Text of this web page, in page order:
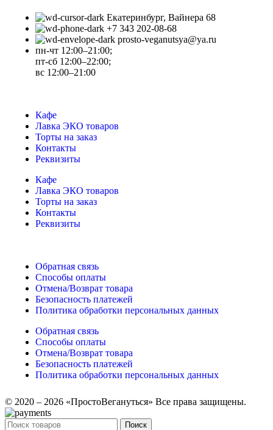
Екатеринбург, Вайнера 68
+7 343 202-08-68
prosto-veganutsya@ya.ru
пн-чт 12:00–21:00;
пт-сб 12:00–22:00;
вс 12:00–21:00
Кафе
Лавка ЭКО товаров
Торты на заказ
Контакты
Реквизиты
Кафе
Лавка ЭКО товаров
Торты на заказ
Контакты
Реквизиты
Обратная связь
Способы оплаты
Отмена/Возврат товара
Безопасность платежей
Политика обработки персональных данных
Обратная связь
Способы оплаты
Отмена/Возврат товара
Безопасность платежей
Политика обработки персональных данных
© 2020 – 2026 «ПростоВегануться» Все права защищены.
Поиск